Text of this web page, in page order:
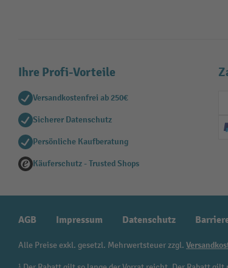
Ihre Profi-Vorteile
Versandkostenfrei ab 250€
Sicherer Datenschutz
Persönliche Kaufberatung
Käuferschutz - Trusted Shops
AGB Impressum Datenschutz
Alle Preise exkl. gesetzl. Mehrwertsteuer zzgl.